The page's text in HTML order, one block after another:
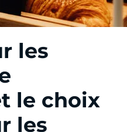
les
le choix
les